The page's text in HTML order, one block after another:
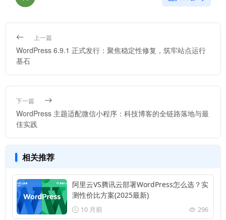
上一篇
WordPress 6.9.1 正式发行：聚焦稳定性修复，筑牢站点运行
基石
下一篇
WordPress 主题适配微信小程序：科技博客的全链路落地与最
佳实践
相关推荐
阿里云VS腾讯云部署WordPress怎么选？实
测性价比方案(2025最新)
10 月前 296